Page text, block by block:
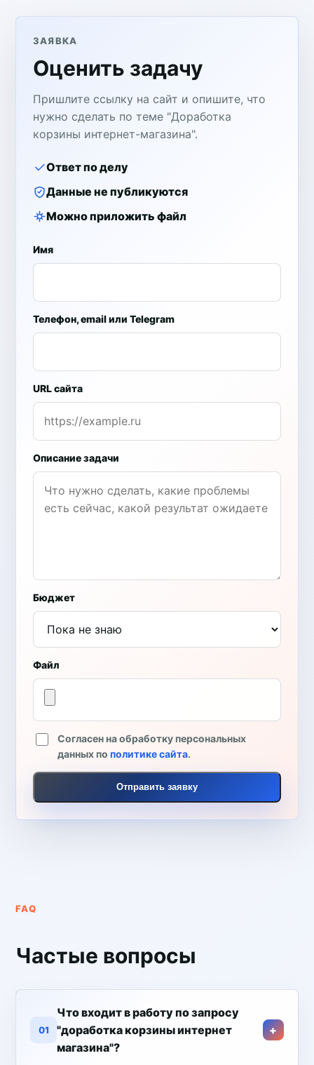
ЗАЯВКА
Оценить задачу
Пришлите ссылку на сайт и опишите, что
нужно сделать по теме "Доработка
корзины интернет-магазина".
Ответ по делу
Данные не публикуются
Можно приложить файл
Имя
Телефон, email или Telegram
URL сайта
Описание задачи
Бюджет
Файл
Согласен на обработку персональных
данных пополитике сайта.
Отправить заявку
FAQ
Частые вопросы
01
Что входит в работу по запросу
"доработка корзины интернет
магазина"?